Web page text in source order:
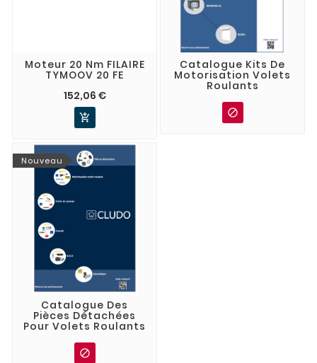
Moteur 20 Nm FILAIRE
TYMOOV 20 FE
152,06 €

Catalogue Kits De
Motorisation Volets
Roulants

Nouveau
Catalogue Des
Pièces Détachées
Pour Volets Roulants
